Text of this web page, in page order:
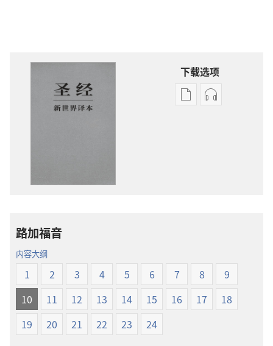
下载选项
电
新
界
译
录
译
路加福音
内容大纲
1 2 3 4 5 6 7 8
9
10
11 12 13 14 15 16 17
18
19
20 21 22 23 24